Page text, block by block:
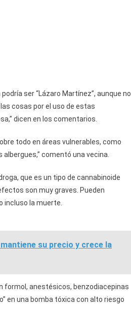
ser “Lázaro Martínez”, aunque no
cosas por el uso de estas
dicen en los comentarios.
todo en áreas vulnerables, como
albergues,” comentó una vecina.
que es un tipo de cannabinoide
son muy graves. Pueden
incluso la muerte.
su precio y crece la
formol, anestésicos, benzodiacepinas
en una bomba tóxica con alto riesgo